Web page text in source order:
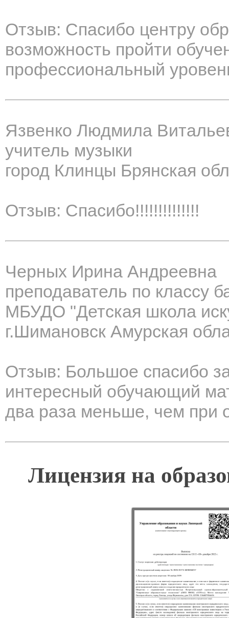
Отзыв: Спасибо центру
возможность пройти
профессиональный
Язвенко Людмила
учитель музыки
город Клинцы Брянская
Отзыв: Спасибо!!!!!!!!!!!!!!
Черных Ирина Андреевна
преподаватель по классу
МБУДО "Детская школа
г.Шимановск Амурская
Отзыв: Большое спасибо
интересный обучающий
два раза меньше, чем при
Лицензия на